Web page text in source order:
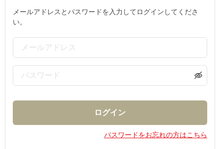
メールアドレスとパスワードを入力してログインしてくださ
い。
パスワードをお忘れの方はこちら